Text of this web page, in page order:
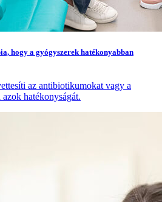
hogy a gyógyszerek hatékonyabban
az antibiotikumokat vagy a
hatékonyságát.